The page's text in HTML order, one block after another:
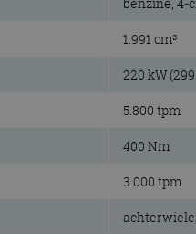
benzine, 4-
1.991 cm³
220 kW
5.800 tpm
400 Nm
3.000 tpm